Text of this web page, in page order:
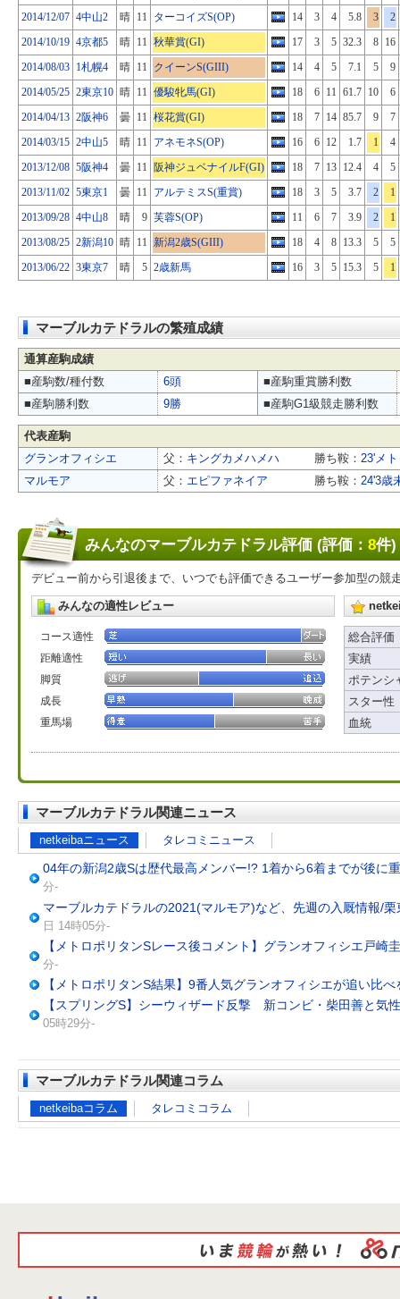
2014/12/07 4中山2 晴 11 ターコイズS(OP) 14 3 4 5.8 3
2
2014/10/19 4京都5 晴 11 秋華賞(GI) 17 3 5 32.3 8 16
2014/08/03 1札幌4 晴 11 クイーンS(GIII) 14 4 5 7.1 5
9
2014/05/25 2東京10 晴 11 優駿牝馬(GI) 18 6 11 61.7 10
6
2014/04/13 2阪神6 曇 11 桜花賞(GI) 18 7 14 85.7 9
7
2014/03/15 2中山5 晴 11 アネモネS(OP) 16 6 12 1.7 1
4
2013/12/08 5阪神4 曇 11 阪神ジュベナイルF(GI) 18 7 13 12.4 4
5
2013/11/02 5東京1 曇 11 アルテミスS(重賞) 18 3 5 3.7 2
1
2013/09/28 4中山8 晴 9 芙蓉S(OP) 11 6 7 3.9 2
1
2013/08/25 2新潟10 晴 11 新潟2歳S(GIII) 18 4 8 13.3 5
5
2013/06/22 3東京7 晴 5 2歳新馬 16 3 5 15.3 5 1
マーブルカテドラルの繁殖成績
通算産駒成績
■産駒数/種付数
6頭
■産駒重賞勝利数
■産駒勝利数
9勝 ■産駒G1級競走勝利数
代表産駒
グランオフィシエ
父： キングカメハメハ 勝ち鞍： 23'メ
マルモア
父： エピファネイア 勝ち鞍： 24'3歳
みんなのマーブルカテドラル評価 (評価： 8件)
デビュー前から引退後まで、いつでも評価できるユーザー参加型の競
みんなの適性レビュー
コース適性
距離適性
脚質
成長
重馬場
総合評価
実績
ポテンシ
スター性
血統
マーブルカテドラル関連ニュース
netkeibaニュース タレコミニュース
04年の新潟2歳Sは歴代最高メンバー!? 1着から6着までが後に
分-
マーブルカテドラルの2021(マルモア)など、先週の入厩情報/
日 14時05分-
【メトロポリタンSレース後コメント】グランオフィシエ戸崎
分-
【メトロポリタンS結果】9番人気グランオフィシエが追い比べ
【スプリングS】シーウィザード反撃 新コンビ・柴田善と気
05時29分-
マーブルカテドラル関連コラム
netkeibaコラム タレコミコラム